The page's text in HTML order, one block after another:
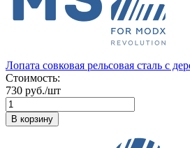
Лопата совковая рельсовая сталь с
Стоимость:
730 руб./шт
В корзину